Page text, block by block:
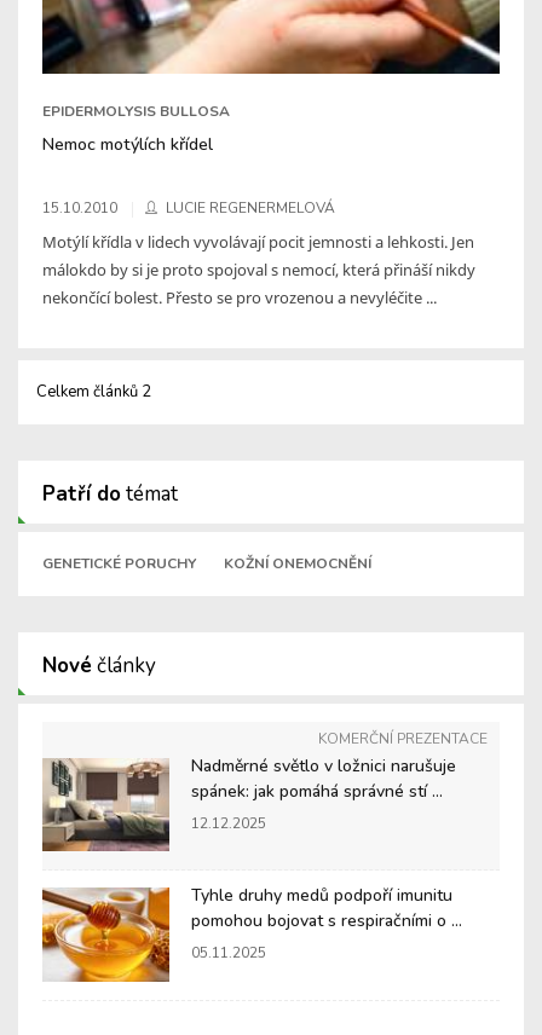
EPIDERMOLYSIS BULLOSA
Nemoc motýlích křídel
15.10.2010 LUCIE REGENERMELOVÁ
Motýlí křídla v lidech vyvolávají pocit jemnosti a lehkosti. Jen
málokdo by si je proto spojoval s nemocí, která přináší nikdy
nekončící bolest. Přesto se pro vrozenou a nevyléčite ...
Celkem článků 2
Patří dotémat
GENETICKÉ PORUCHY KOŽNÍ ONEMOCNĚNÍ
Nové články
KOMERČNÍ PREZENTACE
Nadměrné světlo v ložnici narušuje
spánek: jak pomáhá správné stí ...
12.12.2025
Tyhle druhy medů podpoří imunitu
pomohou bojovat s respiračními o ...
05.11.2025